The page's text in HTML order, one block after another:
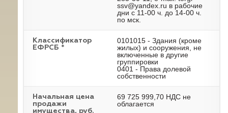
ssv@yandex.ru в рабочие
дни с 11-00 ч. до 14-00 ч.
по мск.
Классификатор
ЕФРСБ *
0101015 - Здания (кроме
жилых) и сооружения, не
включенные в другие
группировки
0401 - Права долевой
собственности
Начальная цена
продажи
имущества, руб.
69 725 999,70 НДС не
облагается